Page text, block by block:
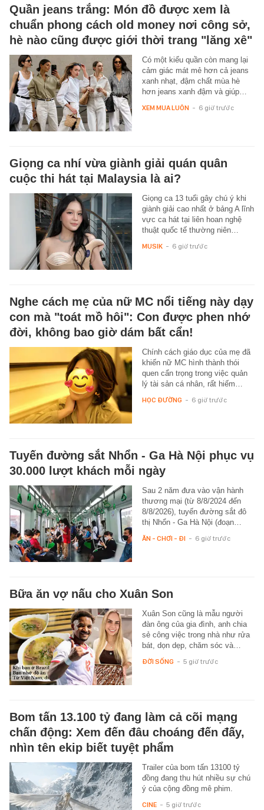
Quần jeans trắng: Món đồ được xem là
chuẩn phong cách old money nơi công sở,
hè nào cũng được giới thời trang "lăng xê"
Có một kiểu quần còn mang lại
cảm giác mát mẻ hơn cả jeans
xanh nhạt, đậm chất mùa hè
hơn jeans xanh đậm và giúp…
XEM MUA LUÔN - 6 giờ trước
Giọng ca nhí vừa giành giải quán quân
cuộc thi hát tại Malaysia là ai?
Giọng ca 13 tuổi gây chú ý khi
giành giải cao nhất ở bảng A lĩnh
vực ca hát tại liên hoan nghệ
thuật quốc tế thường niên…
MUSIK - 6 giờ trước
Nghe cách mẹ của nữ MC nổi tiếng này dạy
con mà "toát mồ hôi": Con được phen nhớ
đời, không bao giờ dám bất cẩn!
Chính cách giáo dục của mẹ đã
khiến nữ MC hình thành thói
quen cẩn trọng trong việc quản
lý tài sản cá nhân, rất hiếm…
HỌC ĐƯỜNG - 6 giờ trước
Tuyến đường sắt Nhổn - Ga Hà Nội phục vụ
30.000 lượt khách mỗi ngày
Sau 2 năm đưa vào vận hành
thương mại (từ 8/8/2024 đến
8/8/2026), tuyến đường sắt đô
thị Nhổn - Ga Hà Nội (đoạn…
ĂN - CHƠI - ĐI - 6 giờ trước
Bữa ăn vợ nấu cho Xuân Son
Xuân Son cũng là mẫu người
đàn ông của gia đình, anh chia
sẻ công việc trong nhà như rửa
bát, dọn dẹp, chăm sóc và…
ĐỜI SỐNG - 5 giờ trước
Bom tấn 13.100 tỷ đang làm cả cõi mạng
chấn động: Xem đến đâu choáng đến đấy,
nhìn tên ekip biết tuyệt phẩm
Trailer của bom tấn 13100 tỷ
đồng đang thu hút nhiều sự chú
ý của cộng đồng mê phim.
CINE - 5 giờ trước